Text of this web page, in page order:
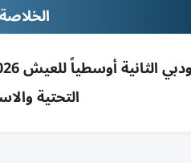
الخلاصة
التحتية